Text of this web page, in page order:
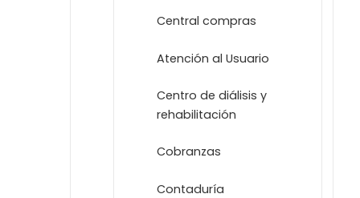
Central compras
Atención al Usuario
Centro de diálisis y
rehabilitación
Cobranzas
Contaduría